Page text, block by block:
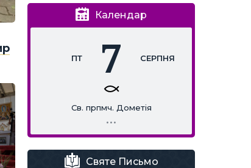
Календар
ПТ 7 СЕРПНЯ
Св. прпмч. Дометія
…
Святе Письмо